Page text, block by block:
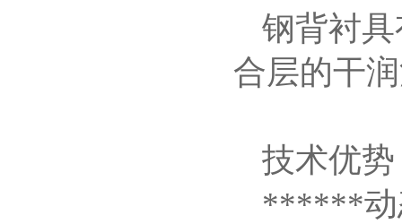
钢背衬
合层的干
技术优
******动